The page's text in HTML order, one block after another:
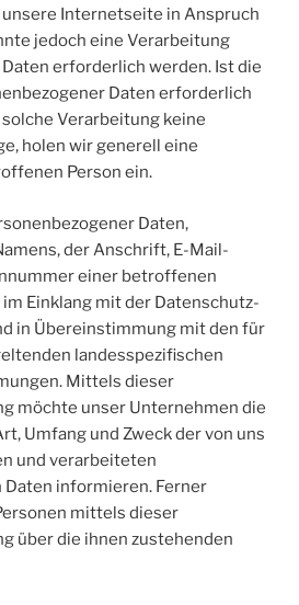
Internetseite in Anspruch
jedoch eine Verarbeitung
erforderlich werden. Ist die
Daten erforderlich
Verarbeitung keine
holen wir generell eine
Person ein.
Daten,
der Anschrift, E-Mail-
einer betroffenen
Einklang mit der Datenschutz-
in Übereinstimmung mit den für
landesspezifischen
Mittels dieser
möchte unser Unternehmen die
Umfang und Zweck der von uns
und verarbeiteten
informieren. Ferner
mittels dieser
über die ihnen zustehenden